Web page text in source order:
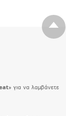
» για να λαμβάνετε